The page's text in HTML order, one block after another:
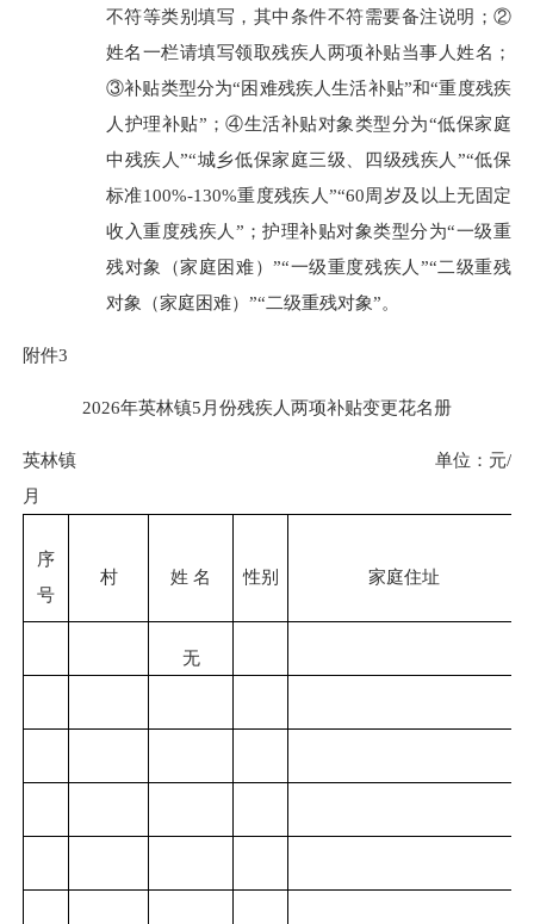
不符等类别填写，其中条件不符需要备注说明；②
姓名一栏请填写领取残疾人两项补贴当事人姓名；
③补贴类型分为“困难残疾人生活补贴”和“重度残疾
人护理补贴”；④生活补贴对象类型分为“低保家庭
中残疾人”“城乡低保家庭三级、四级残疾人”“低保
标准100%-130%重度残疾人”“60周岁及以上无固定
收入重度残疾人”；护理补贴对象类型分为“一级重
残对象（家庭困难）”“一级重度残疾人”“二级重残
对象（家庭困难）”“二级重残对象”。
附件3
2026年英林镇5 月份残疾人两项补贴变更花名册
英林镇 单位：元/
月
序
号
村 姓 名 性别 家庭住址
无